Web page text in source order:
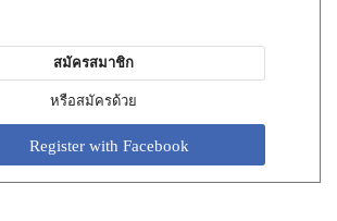
สมัครสมาชิก
หรือสมัครด้วย
Register with Facebook